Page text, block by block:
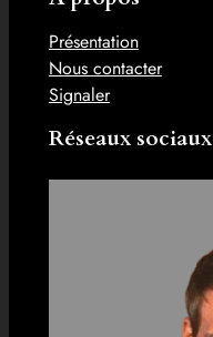
Présentation
Nous contacter
Signaler
Réseaux sociaux